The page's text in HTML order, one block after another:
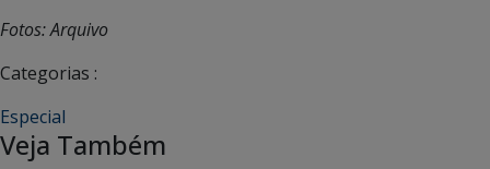
Fotos: Arquivo
Categorias :
Especial
Veja Também